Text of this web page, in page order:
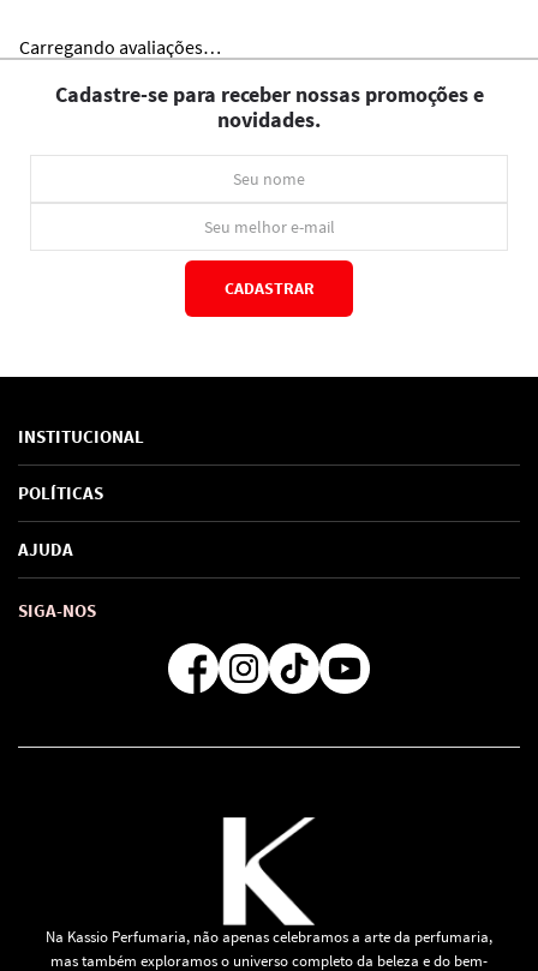
Carregando avaliações…
Cadastre-se para receber nossas promoções e
novidades.
CADASTRAR
INSTITUCIONAL
Sobre Nós
Marcas
SAC de marcas
Como comprar
POLÍTICAS
Política de Privacidade
Troca e Devoluções
Formas de Pagamento
Regra de Frete Grátis
AJUDA
SIGA-NOS
Na Kassio Perfumaria, não apenas celebramos a arte da perfumaria,
mas também exploramos o universo completo da beleza e do bem-